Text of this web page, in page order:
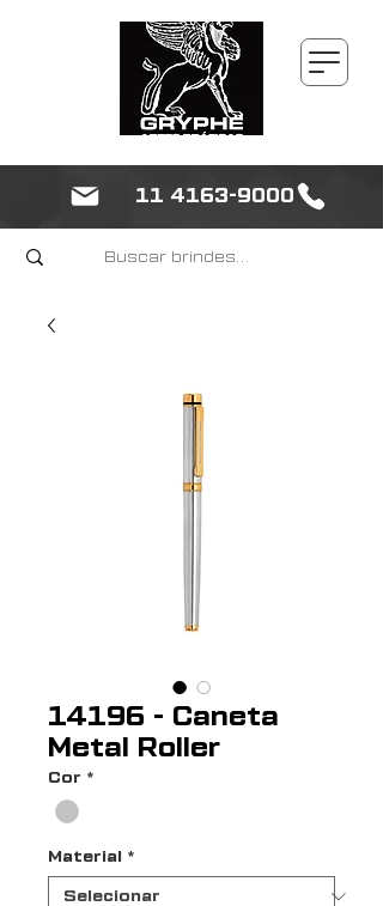
11 4163-9000
14196 - Caneta
Metal Roller
Cor *
Material *